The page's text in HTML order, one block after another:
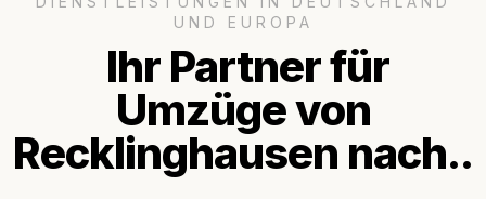
UND EUROPA
Ihr Partner für
Umzüge von
Recklinghausen nach..